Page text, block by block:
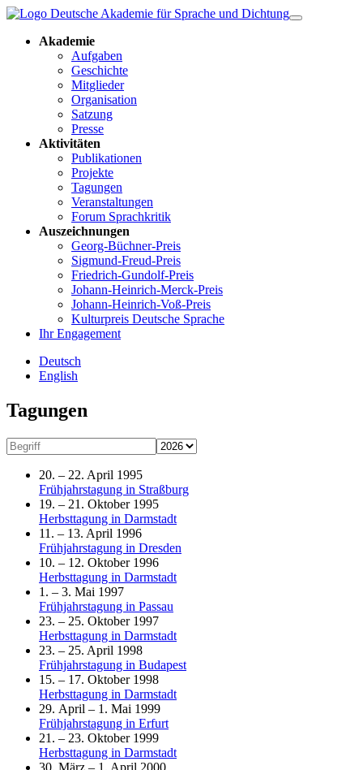
Akademie
Aufgaben
Geschichte
Mitglieder
Organisation
Satzung
Presse
Aktivitäten
Publikationen
Projekte
Tagungen
Veranstaltungen
Forum Sprachkritik
Auszeichnungen
Georg-Büchner-Preis
Sigmund-Freud-Preis
Friedrich-Gundolf-Preis
Johann-Heinrich-Merck-Preis
Johann-Heinrich-Voß-Preis
Kulturpreis Deutsche Sprache
Ihr Engagement
Deutsch
English
Tagungen
20. – 22. April 1995
Frühjahrstagung in Straßburg
19. – 21. Oktober 1995
Herbsttagung in Darmstadt
11. – 13. April 1996
Frühjahrstagung in Dresden
10. – 12. Oktober 1996
Herbsttagung in Darmstadt
1. – 3. Mai 1997
Frühjahrstagung in Passau
23. – 25. Oktober 1997
Herbsttagung in Darmstadt
23. – 25. April 1998
Frühjahrstagung in Budapest
15. – 17. Oktober 1998
Herbsttagung in Darmstadt
29. April – 1. Mai 1999
Frühjahrstagung in Erfurt
21. – 23. Oktober 1999
Herbsttagung in Darmstadt
30. März – 1. April 2000